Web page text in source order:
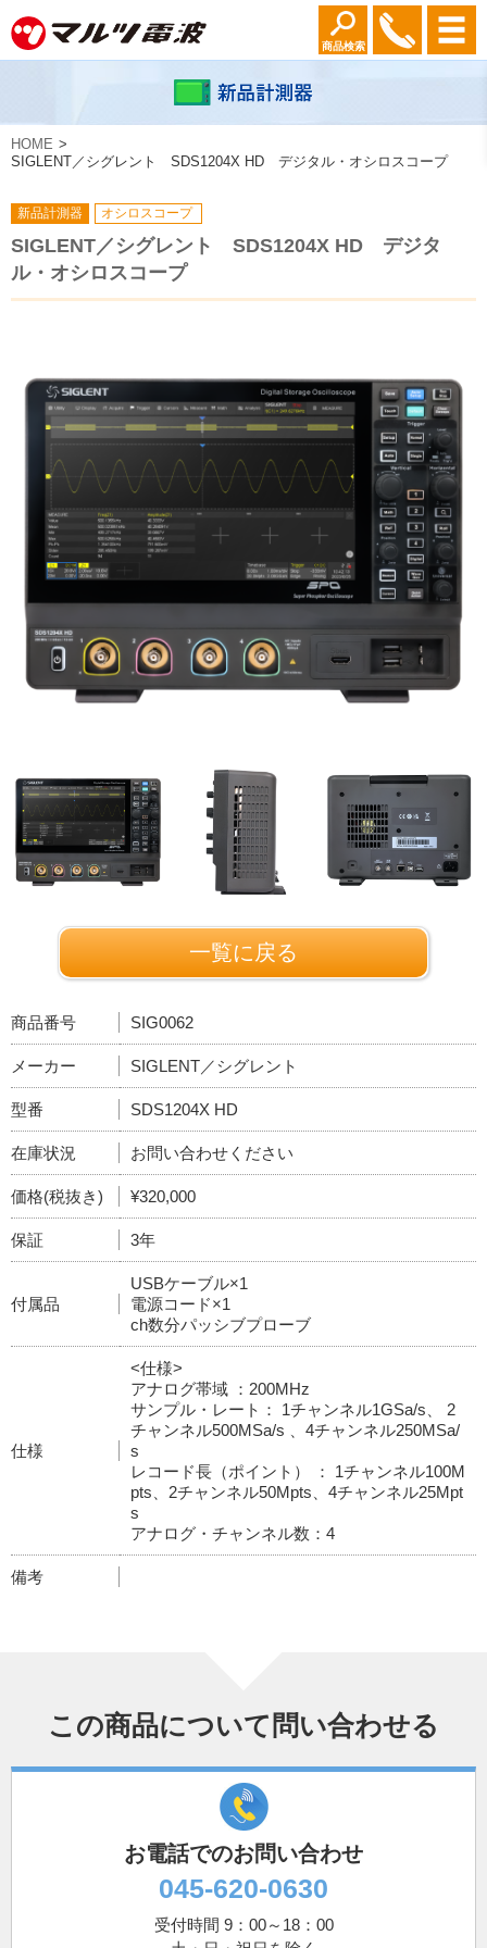
商品検索
HOME
SIGLENT／シグレント SDS1204X HD デジタル・オシロスコープ
新品計測器 オシロスコープ
SIGLENT／シグレント SDS1204X HD デジタ
ル・オシロスコープ
一覧に戻る
商品番号 SIG0062
メーカー SIGLENT／シグレント
型番 SDS1204X HD
在庫状況 お問い合わせください
価格(税抜き) ¥320,000
保証 3年
付属品
USBケーブル×1
電源コード×1
ch数分パッシブプローブ
仕様
<仕様>
アナログ帯域 ：200MHz
サンプル・レート： 1チャンネル1GSa/s、 2
チャンネル500MSa/s 、4チャンネル250MSa/
s
レコード長（ポイント） ： 1チャンネル100M
pts、2チャンネル50Mpts、4チャンネル25Mpt
s
アナログ・チャンネル数：4
備考
この商品について問い合わせる
お電話でのお問い合わせ
045-620-0630
受付時間 9：00～18：00